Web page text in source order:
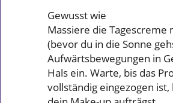
Gewusst wie
Massiere die Tagescreme
(bevor du in die Sonne
Aufwärtsbewegungen in
Hals ein. Warte, bis das
vollständig eingezogen